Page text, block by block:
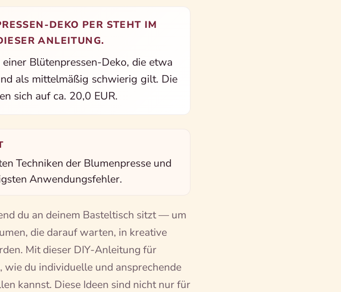
DEKO PER STEHT IM
ANLEITUNG.
Blütenpressen-Deko, die etwa
als mittelmäßig schwierig gilt. Die
sich auf ca. 20,0 EUR.
Techniken der Blumenpresse und
Anwendungsfehler.
du an deinem Basteltisch sitzt — um
die darauf warten, in kreative
Mit dieser DIY-Anleitung für
du individuelle und ansprechende
kannst. Diese Ideen sind nicht nur für